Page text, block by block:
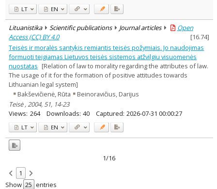
LT EN
Lituanistika Scientific publications Journal articles
Open
Access (CC) BY 4.0
[16.74]
Teisės ir moralės santykis remiantis teisės požymiais. Jo naudojimas
formuoti teigiamas Lietuvos teisės sistemos atžvilgiu visuomenės
nuostatas [Relation of law to morality regarding the attributes of law.
The usage of it for the formation of positive attitudes towards
Lithuanian legal system]
Bakševičienė, Rūta
Beinoravičius, Darijus
Teisė , 2004, 51, 14-23
Views: 264 Downloads: 40 Captured: 2026-07-31 00:00:27
LT EN
1/16
1
Show
entries